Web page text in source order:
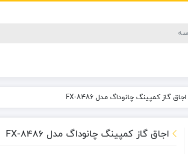
اجاق گاز کمپینگ چانوداگ مدل FX-8486
اجاق گاز کمپینگ چانوداگ مدل FX-8486